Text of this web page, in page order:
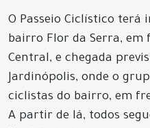
O Passeio Ciclístico terá
bairro Flor da Serra, em
Central, e chegada
Jardinópolis, onde o
ciclistas do bairro, em
A partir de lá, todos